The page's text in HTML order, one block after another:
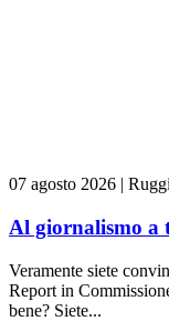
07 agosto 2026 |
Al giornalismo a
Veramente siete
Report in
bene? Siete...